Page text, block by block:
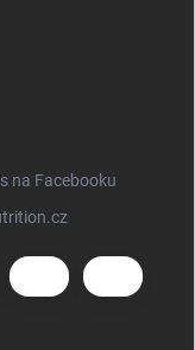
na Facebooku